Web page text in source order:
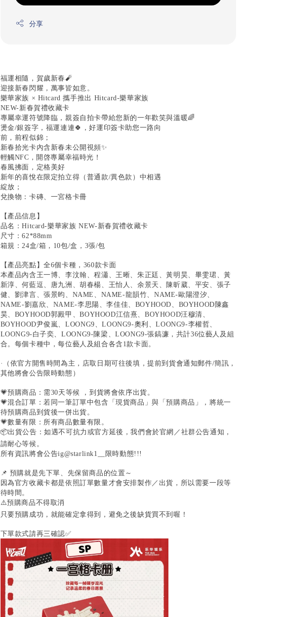
分享
福運相隨，賀歲新春🧨
迎接新春閃耀，萬事皆如意。
樂華家族 × Hitcard 攜手推出 Hitcard-樂華家族
NEW-新春賀禮收藏卡
專屬幸運符號降臨，親簽自拍卡帶給您新的一年歡笑與溫暖🌈
燙金/銀簽字，福運連連🍀，好運印簽卡助您一路向
前，前程似錦；
新春拾光卡內含新春未公開視頻✨
輕觸NFC，開啓專屬幸福時光！
春風拂面，定格美好
新年的喜悅在限定拍立得（普通款/異色款）中相遇
綻放；
兌換物：卡磚、一宮格卡冊
【產品信息】
品名：Hitcard-樂華家族 NEW-新春賀禮收藏卡
尺寸：62*88mm
箱規：24盒/箱，10包/盒，3張/包
【產品亮點】全6個卡種，360款卡面
本產品內含王一博、李汶翰、程瀟、王晰、朱正廷、黃明昊、畢雯珺、黃
新淳、何藍逗、唐九洲、胡春楊、王怡人、余景天、陳昕葳、平安、張子
健、劉津言、張景昀、NAME、NAME-龍韻竹、NAME-歐陽澄汐、
NAME-劉嘉欣、NAME-李思陽、李佳佳、BOYHOOD、BOYHOOD陳鑫
昊、BOYHOOD郭殿甲、BOYHOOD江信熹、BOYHOOD汪穆清、
BOYHOOD尹俊嵐、LOONG9、LOONG9-奧利、LOONG9-李權哲、
LOONG9-白子奕、LOONG9-陳梁、LOONG9-張鎬濂，共計36位藝人及組
合。每個卡種中，每位藝人及組合各含1款卡面。
·（依官方開售時間為主，店取日期可往後填，提前到貨會通知郵件/簡訊，
其他將會公告限時動態）
💗預購商品：需30天等候 ，到貨將會依序出貨。
💗混合訂單：若同一筆訂單中包含「現貨商品」與「預購商品」，將統一
待預購商品到貨後一併出貨。
💗數量有限：所有商品數量有限。
📦出貨公告：如遇不可抗力或官方延後，我們會於官網／社群公告通知，
請耐心等候。
所有資訊將會公告ig@starlink1__限時動態!!!
📌 預購就是先下單、先保留商品的位置～
因為官方收藏卡都是依照訂單數量才會安排製作／出貨，所以需要一段等
待時間。
⚠️預購商品不得取消
只要預購成功，就能確定拿得到，避免之後缺貨買不到喔！
下單款式請再三確認✅